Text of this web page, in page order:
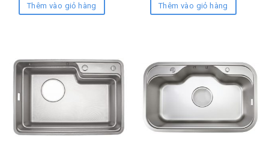
Thêm vào giỏ hàng Thêm vào giỏ hàng